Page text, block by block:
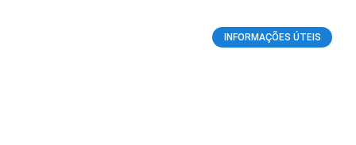
INFORMAÇÕES ÚTEIS